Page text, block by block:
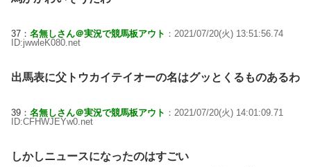
37： 名無しさん＠実況で競馬板アウト ：2021/07/20(火) 13:51:56.74
ID:jwwleK080.net
出馬表に父トウカイテイオーの名はグッとくるものあるわ
39： 名無しさん＠実況で競馬板アウト ：2021/07/20(火) 14:01:09.71
ID:CFHWJEYw0.net
しかしニュースになったのはすごい